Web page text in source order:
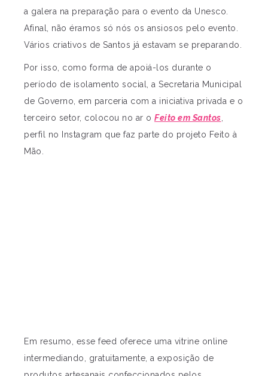
a galera na preparação para o evento da Unesco.
Afinal, não éramos só nós os ansiosos pelo evento.
Vários criativos de Santos já estavam se preparando.
Por isso, como forma de apoiá-los durante o
período de isolamento social, a Secretaria Municipal
de Governo, em parceria com a iniciativa privada e o
terceiro setor, colocou no ar o Feito em Santos
perfil no Instagram que faz parte do projeto Feito à
Mão.
Em resumo, esse feed oferece uma vitrine online
intermediando, gratuitamente, a exposição de